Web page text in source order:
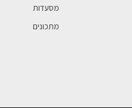
מסעדות
מתכונים